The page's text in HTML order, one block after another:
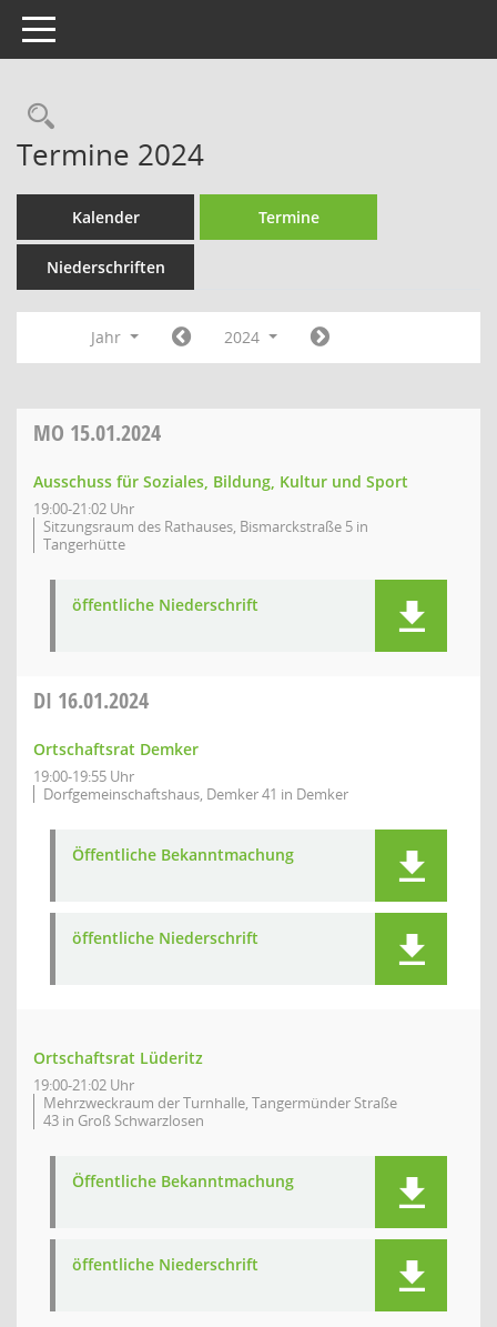
Toggle navigation
Rechercheauswahl
Termine 2024
Kalender Termine
Niederschriften
Jahr 2024
MO 15.01.2024
Ausschuss für Soziales, Bildung, Kultur und Sport
19:00-21:02 Uhr
Sitzungsraum des Rathauses, Bismarckstraße 5 in
Tangerhütte
öffentliche Niederschrift
DI 16.01.2024
Ortschaftsrat Demker
19:00-19:55 Uhr
Dorfgemeinschaftshaus, Demker 41 in Demker
Öffentliche Bekanntmachung
öffentliche Niederschrift
Ortschaftsrat Lüderitz
19:00-21:02 Uhr
Mehrzweckraum der Turnhalle, Tangermünder Straße
43 in Groß Schwarzlosen
Öffentliche Bekanntmachung
öffentliche Niederschrift